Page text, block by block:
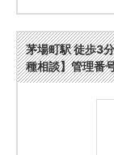
茅場町駅 徒歩3
種相談】管理